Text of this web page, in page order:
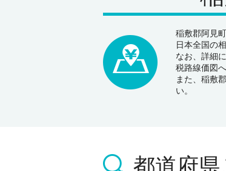
稲敷郡阿見
日本全国の
なお、詳細
税路線価図
また、稲敷
い。
都道府